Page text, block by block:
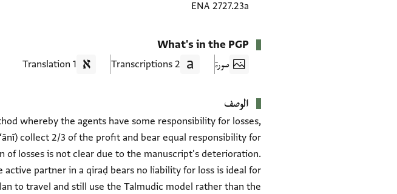
ENA 2727.23a
What's in the PGP
صورة 2 Transcriptions
1 Translation
الوصف
whereby the agents have some responsibility for losses,
collect 2/3 of the profit and bear equal responsibility for
of losses is not clear due to the manuscript's deterioration.
partner in a qiraḍ bears no liability for loss is ideal for
to travel and still use the Talmudic model rather than the